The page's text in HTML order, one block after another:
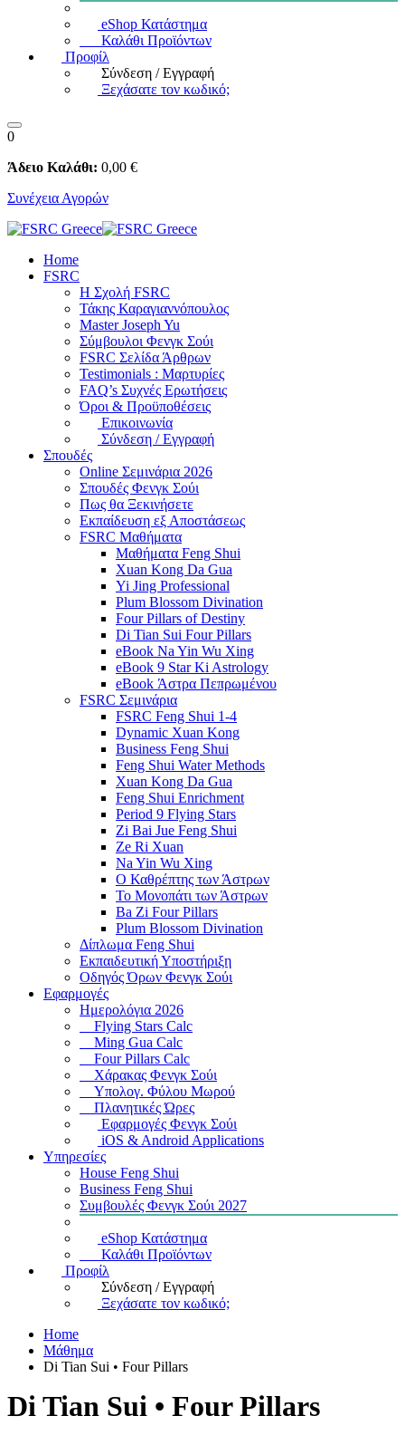
eShop Κατάστημα
Καλάθι Προϊόντων
Προφίλ
Σύνδεση / Εγγραφή
Ξεχάσατε τον κωδικό;
0
Άδειο Καλάθι: 0,00 €
Συνέχεια Αγορών
Home
FSRC
Η Σχολή FSRC
Τάκης Καραγιαννόπουλος
Master Joseph Yu
Σύμβουλοι Φενγκ Σούι
FSRC Σελίδα Άρθρων
Testimonials : Μαρτυρίες
FAQ’s Συχνές Ερωτήσεις
Όροι & Προϋποθέσεις
Επικοινωνία
Σύνδεση / Εγγραφή
Σπουδές
Online Σεμινάρια 2026
Σπουδές Φενγκ Σούι
Πως θα Ξεκινήσετε
Εκπαίδευση εξ Αποστάσεως
FSRC Μαθήματα
Μαθήματα Feng Shui
Xuan Kong Da Gua
Yi Jing Professional
Plum Blossom Divination
Four Pillars of Destiny
Di Tian Sui Four Pillars
eBook Na Yin Wu Xing
eBook 9 Star Ki Astrology
eBook Άστρα Πεπρωμένου
FSRC Σεμινάρια
FSRC Feng Shui 1-4
Dynamic Xuan Kong
Business Feng Shui
Feng Shui Water Methods
Xuan Kong Da Gua
Feng Shui Enrichment
Period 9 Flying Stars
Zi Bai Jue Feng Shui
Ze Ri Xuan
Na Yin Wu Xing
Ο Καθρέπτης των Άστρων
Το Μονοπάτι των Άστρων
Ba Zi Four Pillars
Plum Blossom Divination
Δίπλωμα Feng Shui
Εκπαιδευτική Υποστήριξη
Οδηγός Όρων Φενγκ Σούι
Εφαρμογές
Ημερολόγια 2026
Flying Stars Calc
Ming Gua Calc
Four Pillars Calc
Χάρακας Φενγκ Σούι
Υπολογ. Φύλου Μωρού
Πλανητικές Ώρες
Εφαρμογές Φενγκ Σούι
iOS & Android Applications
Υπηρεσίες
House Feng Shui
Business Feng Shui
Συμβουλές Φενγκ Σούι 2027
eShop Κατάστημα
Καλάθι Προϊόντων
Προφίλ
Σύνδεση / Εγγραφή
Ξεχάσατε τον κωδικό;
Home
Μάθημα
Di Tian Sui • Four Pillars
Di Tian Sui • Four Pillars